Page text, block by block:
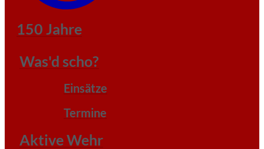
150 Jahre
Was'd scho?
Einsätze
Termine
Aktive Wehr